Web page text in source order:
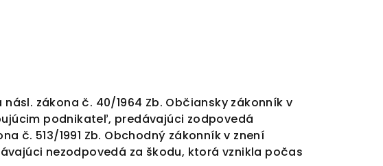
násl. zákona č. 40/1964 Zb. Občiansky zákonník v
podnikateľ, predávajúci zodpovedá
č. 513/1991 Zb. Obchodný zákonník v znení
nezodpovedá za škodu, ktorá vznikla počas